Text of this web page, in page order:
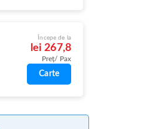
Începe de la
lei 267,8
Preț/ Pax
Carte